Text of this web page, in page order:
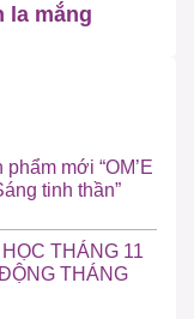
la mắng
mới “OM’E
tinh thần”
THÁNG 11
THÁNG